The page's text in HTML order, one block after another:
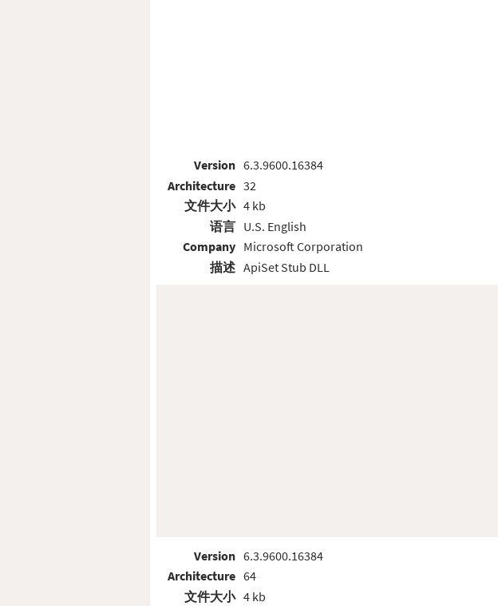
Version
Architecture
文件大小
语言
Company
描述
6.3.9600.16384
32
4 kb
U.S. English
Microsoft Corporation
ApiSet Stub DLL
Version
Architecture
文件大小
6.3.9600.16384
64
4 kb